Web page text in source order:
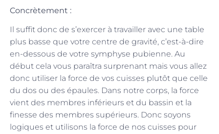
Concrètement :
Il suffit donc de s’exercer à travailler avec une table
plus basse que votre centre de gravité, c’est-à-dire
en-dessous de votre symphyse pubienne. Au
début cela vous paraîtra surprenant mais vous allez
donc utiliser la force de vos cuisses plutôt que celle
du dos ou des épaules. Dans notre corps, la force
vient des membres inférieurs et du bassin et la
finesse des membres supérieurs. Donc soyons
logiques et utilisons la force de nos cuisses pour